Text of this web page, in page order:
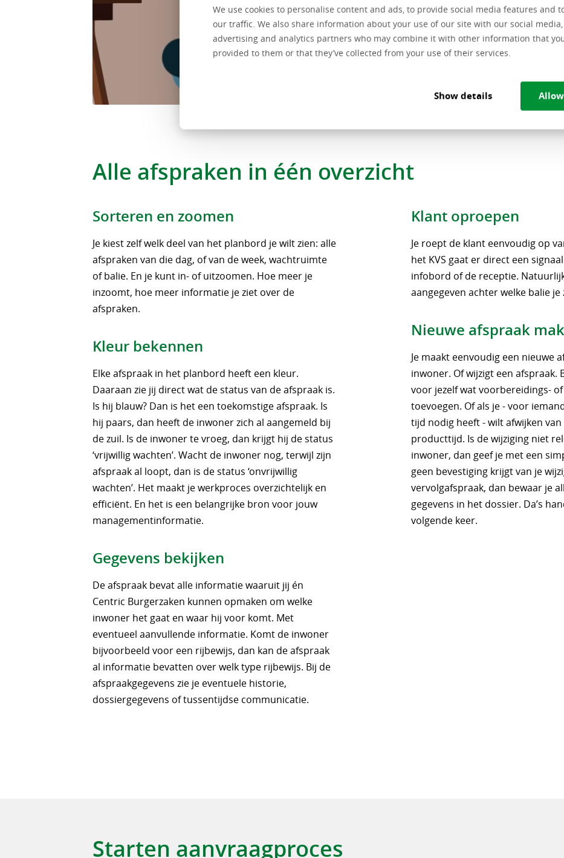
We use cookies to personalise content and ads, to provide social media features and
our traffic. We also share information about your use of our site with our social media,
advertising and analytics partners who may combine it with other information that
provided to them or that they’ve collected from your use of their services.
Show details
Alle afspraken in één overzicht
Sorteren en zoomen
Je kiest zelf welk deel van het planbord je wilt zien: alle
afspraken van die dag, of van de week, wachtruimte
of balie. En je kunt in- of uitzoomen. Hoe meer je
inzoomt, hoe meer informatie je ziet over de
afspraken.
Kleur bekennen
Elke afspraak in het planbord heeft een kleur.
Daaraan zie jij direct wat de status van de afspraak is.
Is hij blauw? Dan is het een toekomstige afspraak. Is
hij paars, dan heeft de inwoner zich al aangemeld bij
de zuil. Is de inwoner te vroeg, dan krijgt hij de status
‘vrijwillig wachten’. Wacht de inwoner nog, terwijl zijn
afspraak al loopt, dan is de status ‘onvrijwillig
wachten’. Het maakt je werkproces overzichtelijk en
efficiënt. En het is een belangrijke bron voor jouw
managementinformatie.
Gegevens bekijken
De afspraak bevat alle informatie waaruit jij én
Centric Burgerzaken kunnen opmaken om welke
inwoner het gaat en waar hij voor komt. Met
eventueel aanvullende informatie. Komt de inwoner
bijvoorbeeld voor een rijbewijs, dan kan de afspraak
al informatie bevatten over welk type rijbewijs. Bij de
afspraakgegevens zie je eventuele historie,
dossiergegevens of tussentijdse communicatie.
Klant oproepen
Je roept de klant eenvoudig op
het KVS gaat er direct een
infobord of de receptie.
aangegeven achter welke balie je
Nieuwe afspraak
Je maakt eenvoudig een nieuwe
inwoner. Of wijzigt een afspraak.
voor jezelf wat voorbereidings-
toevoegen. Of als je - voor
tijd nodig heeft - wilt afwijken
producttijd. Is de wijziging niet
inwoner, dan geef je met een
geen bevestiging krijgt van je
vervolgafspraak, dan bewaar je
gegevens in het dossier. Da’s
volgende keer.
Starten aanvraagproces